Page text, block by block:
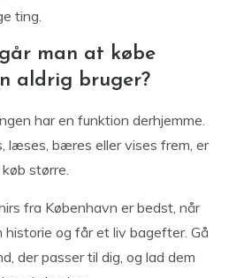
ting.
man at købe
aldrig bruger?
har en funktion derhjemme.
læses, bæres eller vises frem, er
større.
fra København er bedst, når
og får et liv bagefter. Gå
der passer til dig, og lad dem